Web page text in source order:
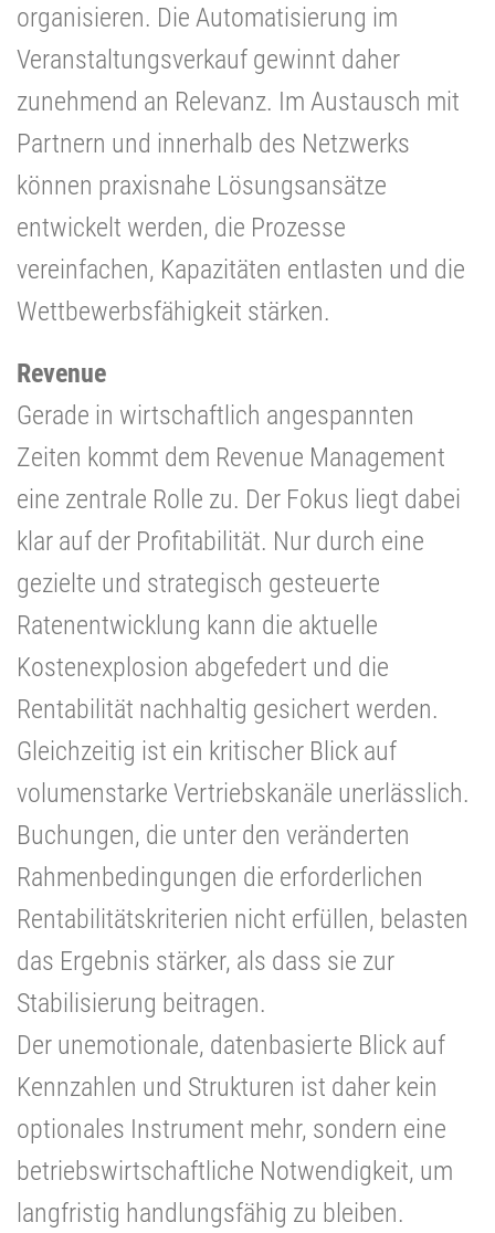
organisieren. Die Automatisierung im
Veranstaltungsverkauf gewinnt daher
zunehmend an Relevanz. Im Austausch mit
Partnern und innerhalb des Netzwerks
können praxisnahe Lösungsansätze
entwickelt werden, die Prozesse
vereinfachen, Kapazitäten entlasten und die
Wettbewerbsfähigkeit stärken.
Revenue
Gerade in wirtschaftlich angespannten
Zeiten kommt dem Revenue Management
eine zentrale Rolle zu. Der Fokus liegt dabei
klar auf der Profitabilität. Nur durch eine
gezielte und strategisch gesteuerte
Ratenentwicklung kann die aktuelle
Kostenexplosion abgefedert und die
Rentabilität nachhaltig gesichert werden.
Gleichzeitig ist ein kritischer Blick auf
volumenstarke Vertriebskanäle unerlässlich.
Buchungen, die unter den veränderten
Rahmenbedingungen die erforderlichen
Rentabilitätskriterien nicht erfüllen, belasten
das Ergebnis stärker, als dass sie zur
Stabilisierung beitragen.
Der unemotionale, datenbasierte Blick auf
Kennzahlen und Strukturen ist daher kein
optionales Instrument mehr, sondern eine
betriebswirtschaftliche Notwendigkeit, um
langfristig handlungsfähig zu bleiben.